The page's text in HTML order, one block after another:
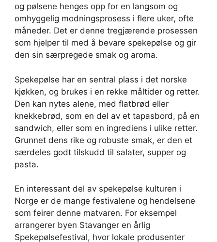
og pølsene henges opp for en langsom og
omhyggelig modningsprosess i flere uker, ofte
måneder. Det er denne tregjærende prosessen
som hjelper til med å bevare spekepølse og gir
den sin særpregede smak og aroma.
Spekepølse har en sentral plass i det norske
kjøkken, og brukes i en rekke måltider og retter.
Den kan nytes alene, med flatbrød eller
knekkebrød, som en del av et tapasbord, på en
sandwich, eller som en ingrediens i ulike retter.
Grunnet dens rike og robuste smak, er den et
særdeles godt tilskudd til salater, supper og
pasta.
En interessant del av spekepølse kulturen i
Norge er de mange festivalene og hendelsene
som feirer denne matvaren. For eksempel
arrangerer byen Stavanger en årlig
Spekepølsefestival, hvor lokale produsenter